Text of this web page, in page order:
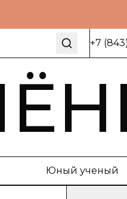
+7
Юный ученый